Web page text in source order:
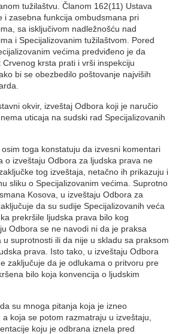
tužilaštvu. Članom 162(11) Ustava
i zasebna funkcija ombudsmana pri
sa isključivom nadležnošću nad
i Specijalizovanim tužilaštvom. Pored
većima predviđeno je da
krsta prati i vrši inspekciju
bi se obezbedilo poštovanje najviših
okvir, izveštaj Odbora koji je naručio
uticaja na sudski rad Specijalizovanih
toga konstatuju da izvesni komentari
o izveštaju Odbora za ljudska prava ne
tog izveštaja, netačno ih prikazuju i
sliku o Specijalizovanim većima. Suprotno
Kosova, u izveštaju Odbora za
da su sudije Specijalizovanih veća
prekršile ljudska prava bilo kog
Odbora se ne navodi ni da je praksa
u suprotnosti ili da nije u skladu sa praksom
prava. Isto tako, u izveštaju Odbora
zaključuje da je odlukama o pritvoru pre
bilo koja konvencija o ljudskim
su mnoga pitanja koja je izneo
koja se potom razmatraju u izveštaju,
koju je odbrana iznela pred